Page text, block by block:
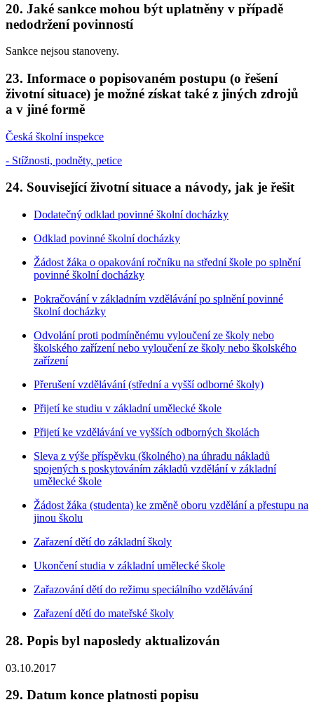
20. Jaké sankce mohou být uplatněny v případě
nedodržení povinností
Sankce nejsou stanoveny.
23. Informace o popisovaném postupu (o řešení
životní situace) je možné získat také z jiných zdrojů
a v jiné formě
Česká školní inspekce
- Stížnosti, podněty, petice
24. Související životní situace a návody, jak je řešit
Dodatečný odklad povinné školní docházky
Odklad povinné školní docházky
Žádost žáka o opakování ročníku na střední škole po splnění
povinné školní docházky
Pokračování v základním vzdělávání po splnění povinné
školní docházky
Odvolání proti podmíněnému vyloučení ze školy nebo
školského zařízení nebo vyloučení ze školy nebo školského
zařízení
Přerušení vzdělávání (střední a vyšší odborné školy)
Přijetí ke studiu v základní umělecké škole
Přijetí ke vzdělávání ve vyšších odborných školách
Sleva z výše příspěvku (školného) na úhradu nákladů
spojených s poskytováním základů vzdělání v základní
umělecké škole
Žádost žáka (studenta) ke změně oboru vzdělání a přestupu na
jinou školu
Zařazení dětí do základní školy
Ukončení studia v základní umělecké škole
Zařazování dětí do režimu speciálního vzdělávání
Zařazení dětí do mateřské školy
28. Popis byl naposledy aktualizován
03.10.2017
29. Datum konce platnosti popisu